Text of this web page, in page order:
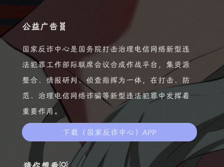
公益广告🧬
国家反诈中心是国务院打击治理电信网络新型违
法犯罪工作部际联席会议合成作战平台，集资源
整合、情报研判、侦查指挥为一体，在打击、防
范、治理电信网络诈骗等新型违法犯罪中发挥着
重要作用。
下载（国家反诈中心）APP